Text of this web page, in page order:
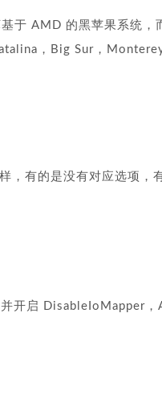
于 AMD 的黑苹果系统，
，Big Sur，Monterey
，有的是没有对应选项，
开启 DisableIoMapper，